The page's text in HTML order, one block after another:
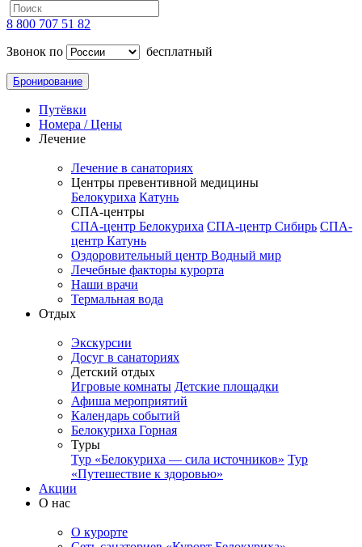
8 800 707 51 82
Звонок по
бесплатный
Бронирование
Путёвки
Номера / Цены
Лечение
Лечение в санаториях
Центры превентивной медицины
Белокуриха Катунь
СПА-центры
СПА-центр Белокуриха СПА-центр Сибирь СПА-
центр Катунь
Оздоровительный центр Водный мир
Лечебные факторы курорта
Наши врачи
Термальная вода
Отдых
Экскурсии
Досуг в санаториях
Детский отдых
Игровые комнаты Детские площадки
Афиша мероприятий
Календарь событий
Белокуриха Горная
Туры
Тур «Белокуриха — сила источников» Тур
«Путешествие к здоровью»
Акции
О нас
О курорте